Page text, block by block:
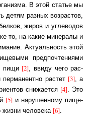
В этой статье мы
детям разных воз­рас­тов,
жиров и углеводов
то, на какие минералы и
Ак­ту­аль­ность этой
пред­поч­те­ния­ми
пищи [2] , ввиду чего рас­
растет [3], а
снижается [4] . Это
[5]и на­ру­шен­но­му пи­ще­
че­ло­ве­ка [6]